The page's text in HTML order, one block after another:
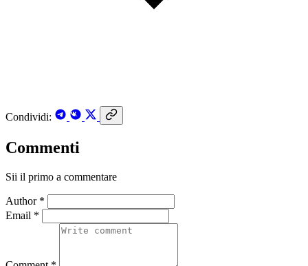
Condividi:
Commenti
Sii il primo a commentare
Author *
Email *